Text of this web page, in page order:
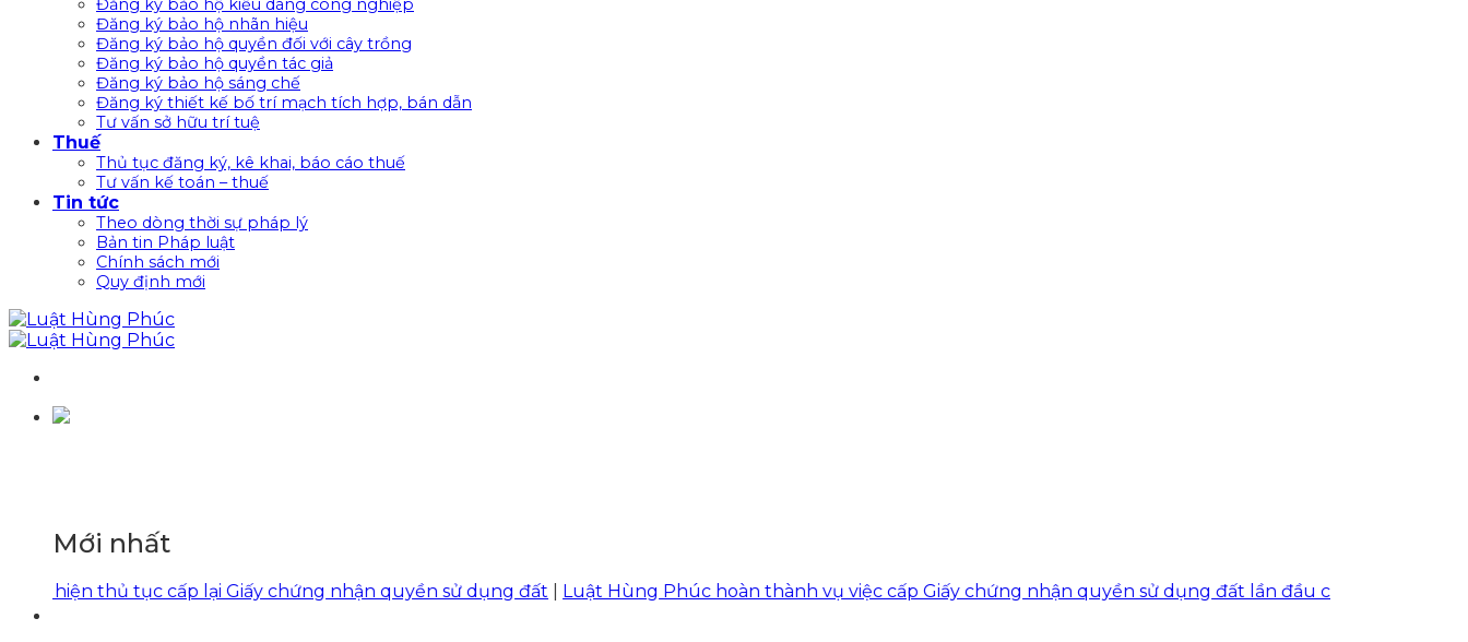
Đăng ký bảo hộ kiểu dáng công nghiệp
Đăng ký bảo hộ nhãn hiệu
Đăng ký bảo hộ quyền đối với cây trồng
Đăng ký bảo hộ quyền tác giả
Đăng ký bảo hộ sáng chế
Đăng ký thiết kế bố trí mạch tích hợp, bán dẫn
Tư vấn sở hữu trí tuệ
Thuế
Thủ tục đăng ký, kê khai, báo cáo thuế
Tư vấn kế toán – thuế
Tin tức
Theo dòng thời sự pháp lý
Bản tin Pháp luật
Chính sách mới
Quy định mới
Mới nhất
thủ tục cấp lại Giấy chứng nhận quyền sử dụng đất|Luật Hùng Phúc hoàn thành vụ việc cấp Giấy chứng nhận quyền sử dụng đất lần đầu cho khách hàng tại xã